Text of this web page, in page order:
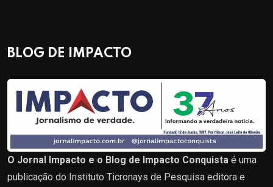
BLOG DE IMPACTO
O Jornal Impacto e o Blog de Impacto Conquista é uma
publicação do Instituto Ticronays de Pesquisa editora e